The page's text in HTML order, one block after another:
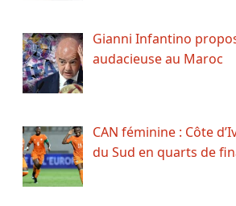
Gianni Infantino
audacieuse au Maroc
CAN féminine : Côte
du Sud en quarts de